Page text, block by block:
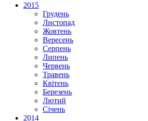
2015
Грудень
Листопад
Жовтень
Вересень
Серпень
Липень
Червень
Травень
Квітень
Березень
Лютий
Січень
2014